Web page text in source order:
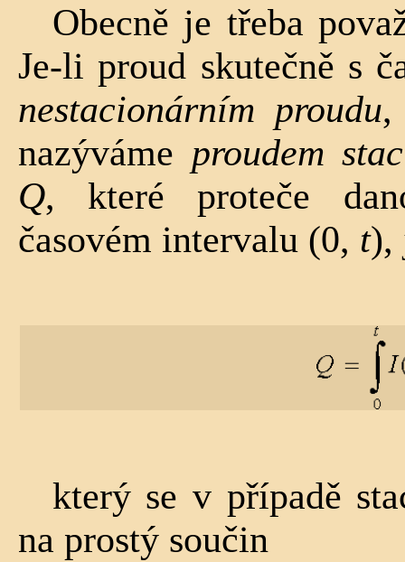
Obecně je třeba
Je-li proud skutečně s
nestacionárním proudu,
nazý­váme proudem
Q, které proteče
časovém intervalu (0, t),
který se v případě
na prostý součin